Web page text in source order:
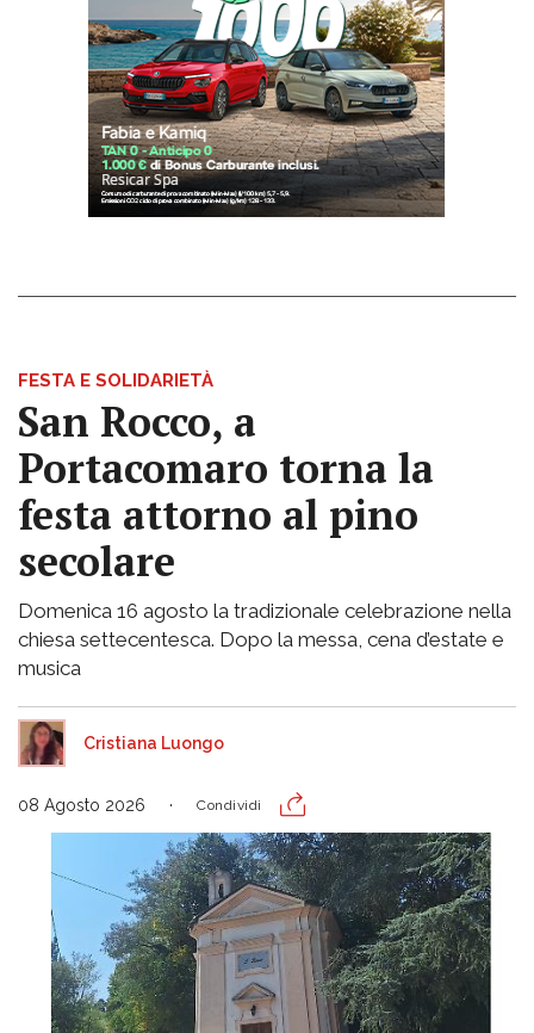
FESTA E SOLIDARIETÀ
San Rocco, a
Portacomaro torna la
festa attorno al pino
secolare
Domenica 16 agosto la tradizionale celebrazione nella
chiesa settecentesca. Dopo la messa, cena d’estate e
musica
Cristiana Luongo
08 Agosto 2026 Condividi